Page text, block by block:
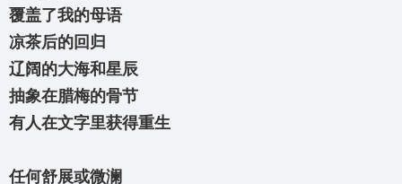
覆盖了我的母语
凉茶后的回归
辽阔的大海和星辰
抽象在腊梅的骨节
有人在文字里获得重生
任何舒展或微澜